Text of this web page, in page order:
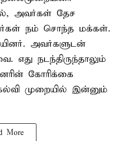
அவர்கள் தேச
நம் சொந்த மக்கள்.
அவர்களுடன்
எது நடந்திருந்தாலும்
கோரிக்கை
முறையில் இன்னும்
More